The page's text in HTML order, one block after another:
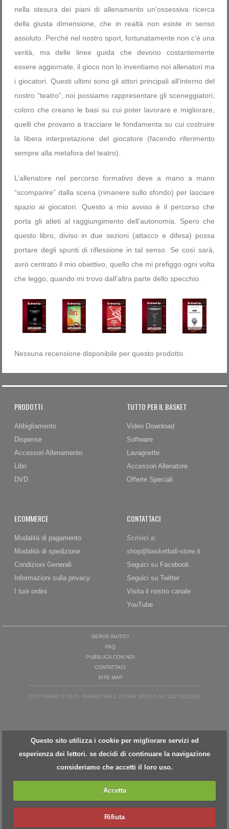
nella stesura dei piani di allenamento un’ossessiva ricerca
della giusta dimensione, che in realtà non esiste in senso
assoluto. Perché nel nostro sport, fortunatamente non c’è una
verità, ma delle linee guida che devono costantemente
essere aggiornate, il gioco non lo inventiamo noi allenatori ma
i giocatori. Questi ultimi sono gli attori principali all’interno del
nostro “teatro”, noi possiamo rappresentare gli sceneggiatori,
coloro che creano le basi su cui poter lavorare e migliorare,
quelli che provano a tracciare le fondamenta su cui costruire
la libera interpretazione del giocatore (facendo riferimento
sempre alla metafora del teatro).
L’allenatore nel percorso formativo deve a mano a mano
“scomparire” dalla scena (rimanere sullo sfondo) per lasciare
spazio ai giocatori. Questo a mio avviso è il percorso che
porta gli atleti al raggiungimento dell’autonomia. Spero che
questo libro, diviso in due sezioni (attacco e difesa) possa
portare degli spunti di riflessione in tal senso. Se così sarà,
avrò centrato il mio obiettivo, quello che mi prefiggo ogni volta
che leggo, quando mi trovo dall’altra parte dello specchio.
Nessuna recensione disponibile per questo prodotto.
PRODOTTI
Abbigliamento
Dispense
Accessori Allenamento
Libri
DVD
TUTTO PER IL BASKET
Video Download
Software
Lavagnette
Accessori Allenatore
Offerte Speciali
ECOMMERCE
Modalità di pagamento
Modalità di spedizione
Condizioni Generali
Informazioni sulla privacy
I tuoi ordini
CONTATTACI
Scrivici a:
shop@basketball-store.it
Seguici su Facebook
Seguici su Twitter
Visita il nostro canale
YouTube
SERVE AIUTO?
FAQ
PUBBLICA CON NOI
CONTATTACI
SITE MAP
COPYRIGHT © 2015 - BASKETBALL STORE SRLS P.IVA 13276911008
Questo sito utilizza i cookie per migliorare servizi ed
esperienza dei lettori. se decidi di continuare la navigazione
consideriamo che accetti il loro uso.
Accetta
Rifiuta